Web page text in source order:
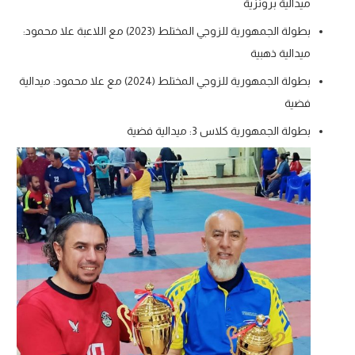
ميدالية برونزية
بطولة الجمهورية للزوجي المختلط (2023) مع اللاعبة علا محمود:
ميدالية ذهبية
بطولة الجمهورية للزوجي المختلط (2024) مع علا محمود: ميدالية
فضية
بطولة الجمهورية كلاس 3: ميدالية فضية